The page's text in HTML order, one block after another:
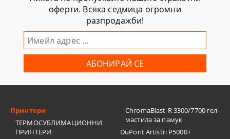
оферти. Всяка седмица огромни
разпродажби!
Принтери
ТЕРМОСУБЛИМАЦИОННИ
ПРИНТЕРИ
ChromaBlast-R 3300/7700 гел-
мастила за памук
DuPont Artistri P5000+